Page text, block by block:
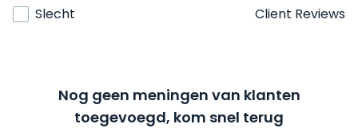
Slecht
Client Reviews
Nog geen meningen van klanten
toegevoegd, kom snel terug